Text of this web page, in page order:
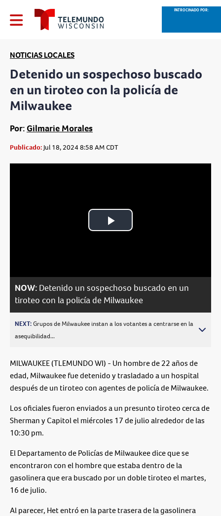
PATROCINADO POR:
NOTICIAS LOCALES
Detenido un sospechoso buscado
en un tiroteo con la policía de
Milwaukee
Por: Gilmarie Morales
Publicado:Jul 18, 2024 8:58 AM CDT
Play
NOW: Detenido un sospechoso buscado en un
tiroteo con la policía de Milwaukee
NEXT:Grupos de Milwaukee instan a los votantes a centrarse en la
asequibilidad...
MILWAUKEE (TLEMUNDO WI) - Un hombre de 22 años de
edad, Milwaukee fue detenido y trasladado a un hospital
después de un tiroteo con agentes de policía de Milwaukee.
Los oficiales fueron enviados a un presunto tiroteo cerca de
Sherman y Capitol el miércoles 17 de julio alrededor de las
10:30 pm.
El Departamento de Policías de Milwaukee dice que se
encontraron con el hombre que estaba dentro de la
gasolinera que era buscado por un doble tiroteo el martes,
16 de julio.
Al parecer, Het entró en la parte trasera de la gasolinera